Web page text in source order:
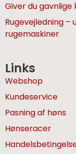
Giver du
Rugevejledning
rugemaskiner
Links
Webshop
Kundeservice
Pasning af høns
Hønseracer